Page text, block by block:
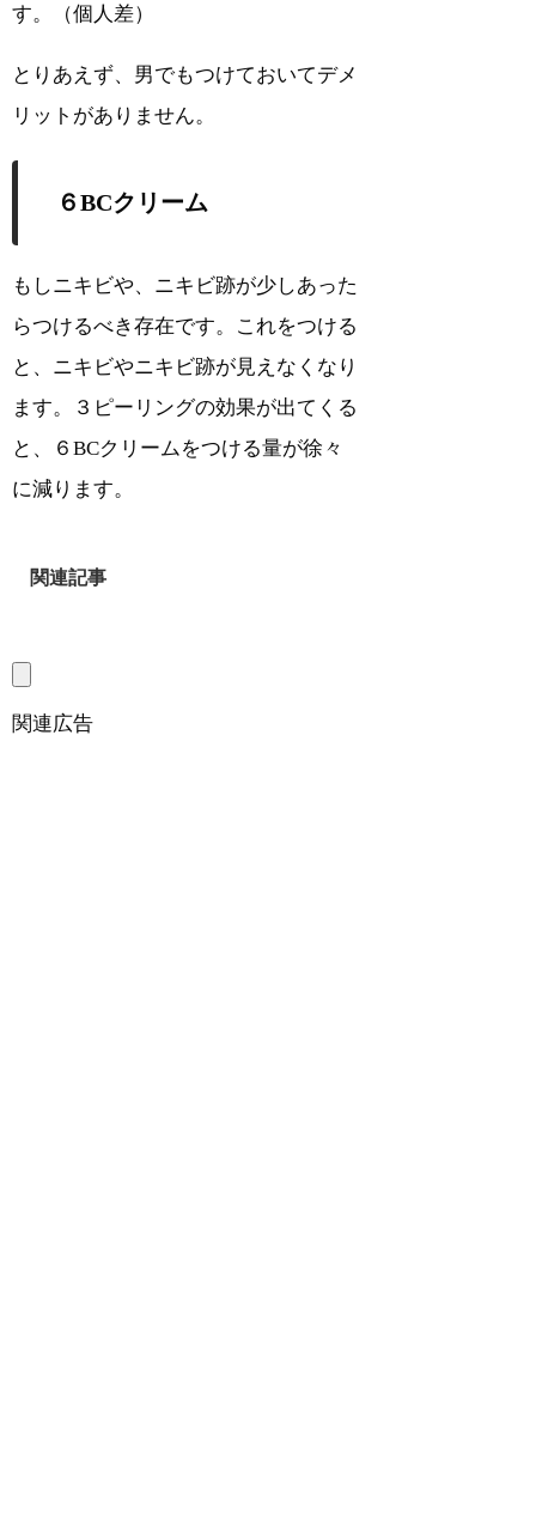
す。（個人差）
とりあえず、男でもつけておいてデメ
リットがありません。
６BCクリーム
もしニキビや、ニキビ跡が少しあった
らつけるべき存在です。これをつける
と、ニキビやニキビ跡が見えなくなり
ます。３ピーリングの効果が出てくる
と、６BCクリームをつける量が徐々
に減ります。
関連記事
関連広告